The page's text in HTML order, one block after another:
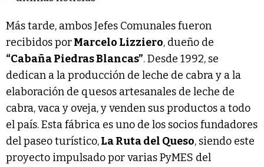
Más tarde, ambos Jefes Comunales fueron
recibidos porMarcelo Lizziero, dueño de
“Cabaña Piedras Blancas”. Desde 1992, se
dedican a la producción de leche de cabra y a la
elaboración de quesos artesanales de leche de
cabra, vaca y oveja, y venden sus productos a todo
el país. Esta fábrica es uno de los socios fundadores
del paseo turístico,La Ruta del Queso, siendo este
proyecto impulsado por varias PyMES del